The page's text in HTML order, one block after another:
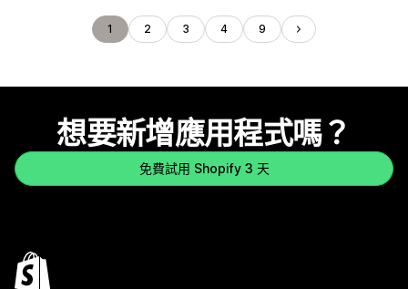
1 2 3 4 9
想要新增應用程式嗎？
免費試用 Shopify 3 天